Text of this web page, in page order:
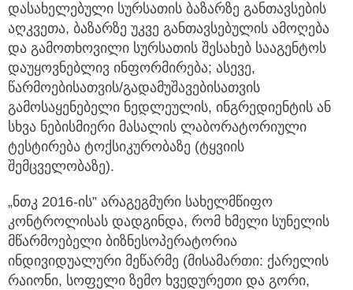
დასახელებული სურსათის ბაზარზე განთავსების
აღკვეთა, ბაზარზე უკვე განთავსებულის ამოღება
და გამოთხოვილი სურსათის შესახებ სააგენტოს
დაუყოვნებლივ ინფორმირება; ასევე,
წარმოებისათვის/გადამუშავებისათვის
გამოსაყენებელი ნედლეულის, ინგრედიენტის ან
სხვა ნებისმიერი მასალის ლაბორატორიული
ტესტირება ტოქსიკურობაზე (ტყვიის
შემცველობაზე).
„ნთკ 2016-ის” არაგეგმური სახელმწიფო
კონტროლისას დადგინდა, რომ ხმელი სუნელის
მწარმოებელი ბიზნესოპერატორია
ინდივიდუალური მეწარმე (მისამართი: ქარელის
რაიონი, სოფელი ზემო ხვედურეთი და გორი,